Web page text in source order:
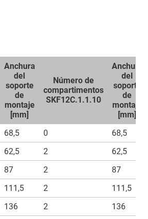
Anchura
del
soporte
de
montaje
[mm]
Número de
compartimentos
SKF12C.1.1.10
Anchura
del
soporte
de
montaje
[mm]
68,5 0
68,5
62,5 2
62,5
87 2
87
111,5 2
111,5
136 2
136